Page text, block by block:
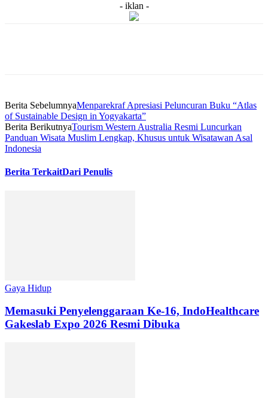
- iklan -
Berita SebelumnyaMenparekraf Apresiasi Peluncuran Buku “Atlas
of Sustainable Design in Yogyakarta”
Berita BerikutnyaTourism Western Australia Resmi Luncurkan
Panduan Wisata Muslim Lengkap, Khusus untuk Wisatawan Asal
Indonesia
Berita TerkaitDari Penulis
Gaya Hidup
Memasuki Penyelenggaraan Ke-16, IndoHealthcare
Gakeslab Expo 2026 Resmi Dibuka